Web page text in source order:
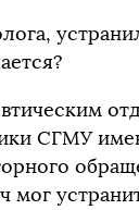
СГМУ
мог